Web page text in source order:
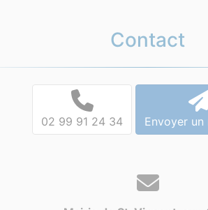
Contact
02 99 91 24 34 Envoyer un